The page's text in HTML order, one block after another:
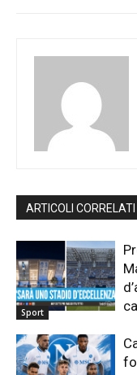
ARTICOLI CORRELATI
Sport